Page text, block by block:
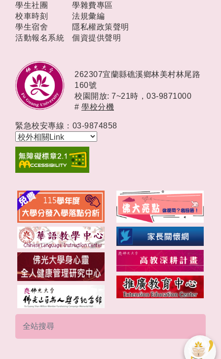
學生社團
校車時刻
學生宿舍
活動報名系統
學雜費專區
法規彙編
隱私權政策聲明
個資提供聲明
262307宜蘭縣礁溪鄉林美村林尾路
160號
校園開放: 7~21時， 03-9871000
# 學校分機
緊急校安專線：03-9874858